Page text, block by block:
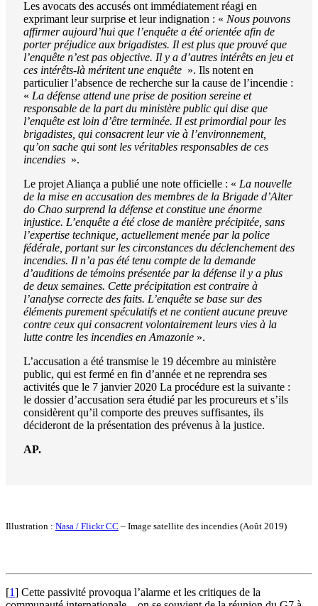
Les avocats des accusés ont immédiatement réagi en
exprimant leur surprise et leur indignation : « Nous pouvons
affirmer aujourd’hui que l’enquête a été orientée afin de
porter préjudice aux brigadistes. Il est plus que prouvé que
l’enquête n’est pas objective. Il y a d’autres intérêts en jeu et
ces intérêts-là méritent une enquête ». Ils notent en
particulier l’absence de recherche sur la cause de l’incendie :
« La défense attend une prise de position sereine et
responsable de la part du ministère public qui dise que
l’enquête est loin d’être terminée. Il est primordial pour les
brigadistes, qui consacrent leur vie à l’environnement,
qu’on sache qui sont les véritables responsables de ces
incendies ».
Le projet Aliança a publié une note officielle : « La nouvelle
de la mise en accusation des membres de la Brigade d’Alter
do Chao surprend la défense et constitue une énorme
injustice. L’enquête a été close de manière précipitée, sans
l’expertise technique, actuellement menée par la police
fédérale, portant sur les circonstances du déclenchement des
incendies. Il n’a pas été tenu compte de la demande
d’auditions de témoins présentée par la défense il y a plus
de deux semaines. Cette précipitation est contraire à
l’analyse correcte des faits. L’enquête se base sur des
éléments purement spéculatifs et ne contient aucune preuve
contre ceux qui consacrent volontairement leurs vies à la
lutte contre les incendies en Amazonie ».
L’accusation a été transmise le 19 décembre au ministère
public, qui est fermé en fin d’année et ne reprendra ses
activités que le 7 janvier 2020 La procédure est la suivante :
le dossier d’accusation sera étudié par les procureurs et s’ils
considèrent qu’il comporte des preuves suffisantes, ils
décideront de la présentation des prévenus à la justice.
AP.
Illustration : Nasa / Flickr CC – Image satellite des incendies (Août 2019)
[1] Cette passivité provoqua l’alarme et les critiques de la